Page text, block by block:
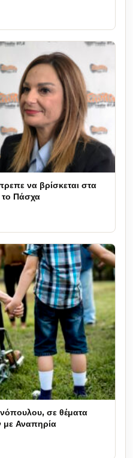
να βρίσκεται στα
το Πάσχα
σε θέματα
με Αναπηρία